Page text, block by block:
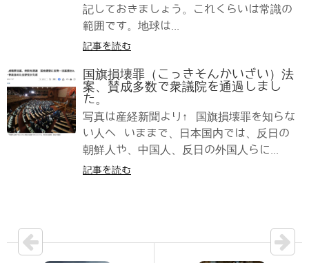
記しておきましょう。これくらいは常識の
範囲です。地球は...
記事を読む
国旗損壊罪（こっきそんかいざい）法
案、賛成多数で衆議院を通過しまし
た。
写真は産経新聞より↑ 国旗損壊罪を知らな
い人へ いままで、日本国内では、反日の
朝鮮人や、中国人、反日の外国人らに...
記事を読む